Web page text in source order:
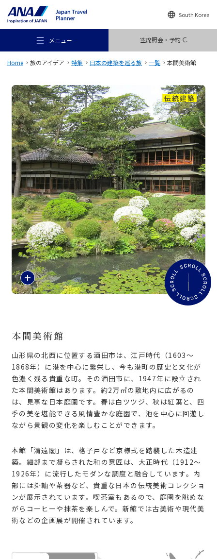
South Korea
メニュー 空席照会・予約
おすすめの旅
旅のアイデア
行き先
旅のお役立ち情報
ANA サービス
閉じる
Home 旅のアイデア 特集 日本の建築を巡る旅 一覧 本間美術館
伝統建築
紹
介
文
を
本間美術館
山形県の北西に位置する酒田市は、江戸時代（1603〜
1868年）に港を中心に繁栄し、今も港町の歴史と文化が
色濃く残る貴重な町。その酒田市に、1947年に設立され
た本間美術館はあります。約2万㎡の敷地内に広がるの
は、見事な日本庭園です。春は白ツツジ、秋は紅葉と、四
季の美を堪能できる風情豊かな庭園で、池を中心に回遊し
ながら景観の変化を楽しむことができます。
本館「清遠閣」は、格子戸など京様式を踏襲した木造建
築。細部まで凝らされた和の意匠は、大正時代（1912〜
1926年）に流行したモダンな調度と融合しています。内
部には掛軸や茶器など、貴重な日本の伝統美術コレクショ
ンが展示されています。喫茶室もあるので、庭園を眺めな
がらコーヒーや抹茶を楽しんで。新館では古美術や現代美
術などの企画展が開催されています。